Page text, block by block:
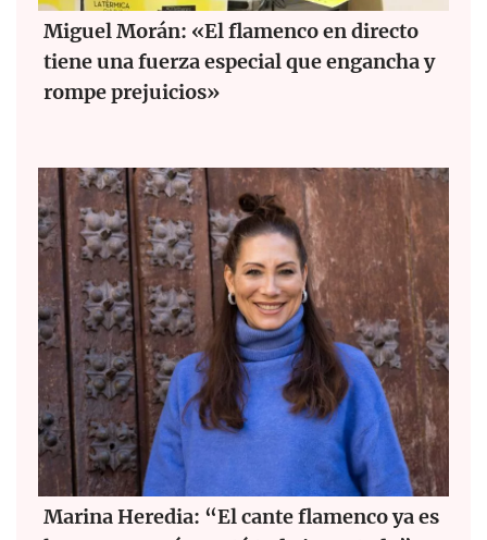
Miguel Morán: «El flamenco en directo
tiene una fuerza especial que engancha y
rompe prejuicios»
Marina Heredia: “El cante flamenco ya es